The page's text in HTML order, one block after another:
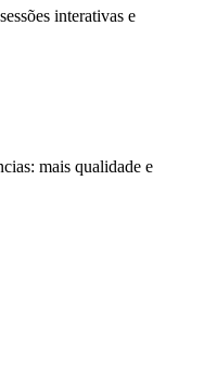
interativas e
mais qualidade e